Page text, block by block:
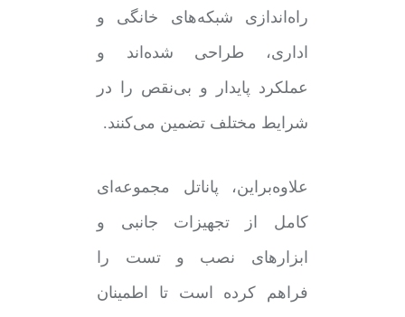
راه‌اندازی شبکه‌های خانگی و
اداری، طراحی شده‌اند و
عملکرد پایدار و بی‌نقص را در
شرایط مختلف تضمین می‌کنند.
علاوه‌براین، پاناتل مجموعه‌ای
کامل از تجهیزات جانبی و
ابزارهای نصب و تست را
فراهم کرده است تا اطمینان